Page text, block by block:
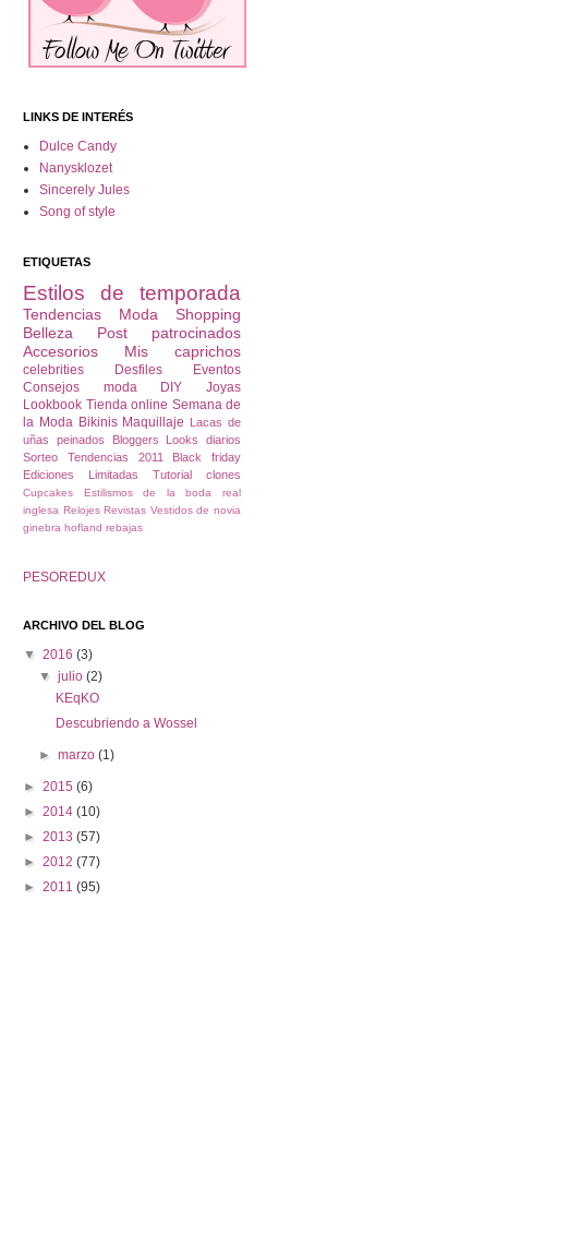
LINKS DE INTERÉS
Dulce Candy
Nanysklozet
Sincerely Jules
Song of style
ETIQUETAS
Estilos de temporada
Tendencias Moda
Shopping
Belleza
Post patrocinados
Accesorios
Mis caprichos
celebrities Desfiles
Eventos
Consejos moda
DIY
Joyas
Lookbook Tienda online Semana de
la Moda Bikinis Maquillaje
Lacas de
uñas
peinados Bloggers
Looks diarios
Sorteo
Tendencias 2011
Black friday
Ediciones Limitadas
Tutorial clones
Cupcakes
Estilismos de la boda real
inglesa Relojes Revistas Vestidos de novia
ginebra hofland rebajas
PESOREDUX
ARCHIVO DEL BLOG
▼ 2016 (3)
▼julio(2)
KEqKO
Descubriendo a Wossel
►marzo(1)
► 2015 (6)
► 2014 (10)
► 2013 (57)
► 2012 (77)
► 2011 (95)